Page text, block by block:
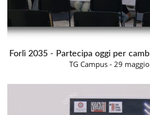
TG Campus - 29 maggio